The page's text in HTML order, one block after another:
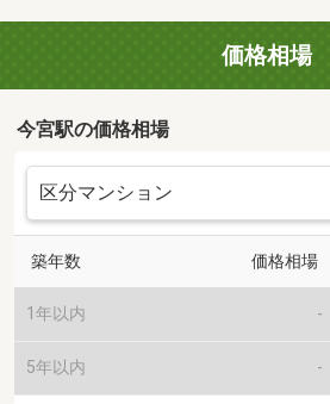
価格相場
今宮駅の価格相場
築年数 価格相場
1年以内 -
5年以内 -